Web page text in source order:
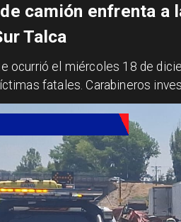
camión enfrenta
Talca
ocurrió el miércoles 18 de
fatales. Carabineros